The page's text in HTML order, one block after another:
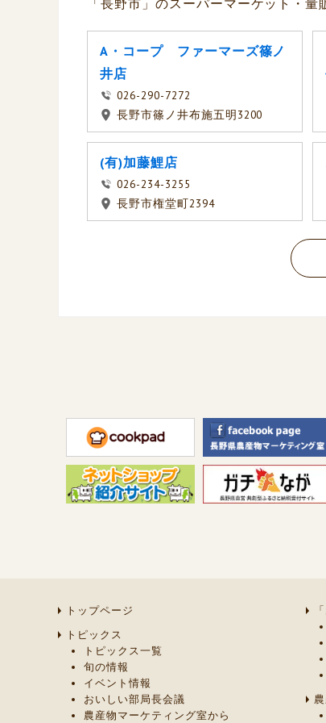
A・コープ ファーマーズ篠ノ
井店
026-290-7272
長野市篠ノ井布施五明3200
(有)加藤鯉店
026-234-3255
長野市権堂町2394
トップページ
トピックス
トピックス一覧
旬の情報
イベント情報
おいしい部局長会議
農産物マーケティング室から